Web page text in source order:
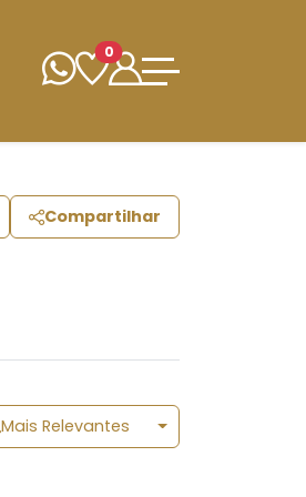
0
Compartilhar
Mais Relevantes